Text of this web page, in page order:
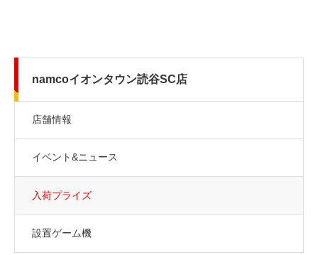
namcoイオンタウン読谷SC店
店舗情報
イベント&ニュース
入荷プライズ
設置ゲーム機